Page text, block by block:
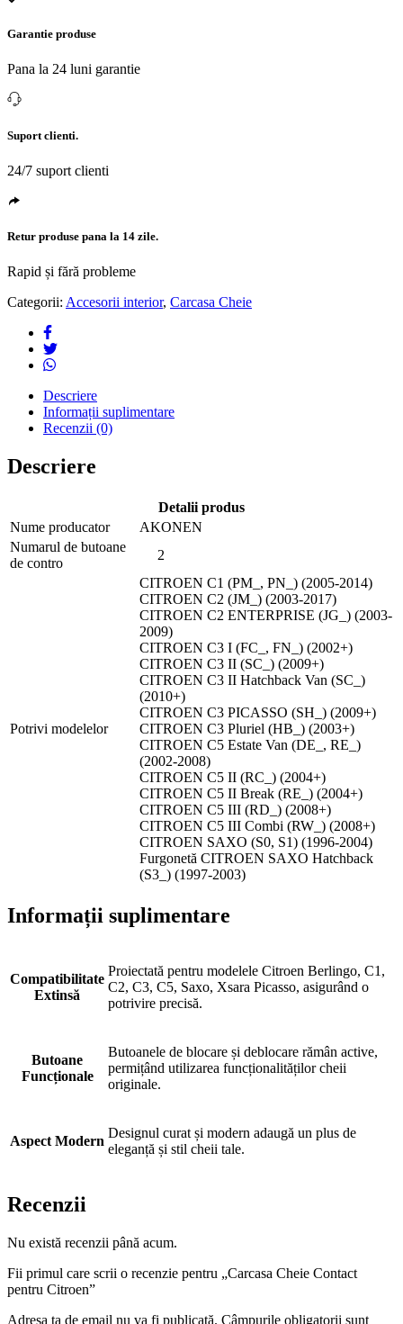
Garantie produse
Pana la 24 luni garantie
Suport clienti.
24/7 suport clienti
Retur produse pana la 14 zile.
Rapid și fără probleme
Categorii: Accesorii interior, Carcasa Cheie
Descriere
Informații suplimentare
Recenzii (0)
Descriere
Detalii produs
Nume producator
AKONEN
Numarul de butoane
de contro
2
Potrivi modelelor
CITROEN C1 (PM_, PN_) (2005-2014)
CITROEN C2 (JM_) (2003-2017)
CITROEN C2 ENTERPRISE (JG_) (2003-
2009)
CITROEN C3 I (FC_, FN_) (2002+)
CITROEN C3 II (SC_) (2009+)
CITROEN C3 II Hatchback Van (SC_)
(2010+)
CITROEN C3 PICASSO (SH_) (2009+)
CITROEN C3 Pluriel (HB_) (2003+)
CITROEN C5 Estate Van (DE_, RE_)
(2002-2008)
CITROEN C5 II (RC_) (2004+)
CITROEN C5 II Break (RE_) (2004+)
CITROEN C5 III (RD_) (2008+)
CITROEN C5 III Combi (RW_) (2008+)
CITROEN SAXO (S0, S1) (1996-2004)
Furgonetă CITROEN SAXO Hatchback
(S3_) (1997-2003)
Informații suplimentare
Compatibilitate
Extinsă
Proiectată pentru modelele Citroen Berlingo, C1,
C2, C3, C5, Saxo, Xsara Picasso, asigurând o
potrivire precisă.
Butoane
Funcționale
Butoanele de blocare și deblocare rămân active,
permițând utilizarea funcționalităților cheii
originale.
Aspect Modern
Designul curat și modern adaugă un plus de
eleganță și stil cheii tale.
Recenzii
Nu există recenzii până acum.
Fii primul care scrii o recenzie pentru „Carcasa Cheie Contact
pentru Citroen”
Adresa ta de email nu va fi publicată. Câmpurile obligatorii sunt